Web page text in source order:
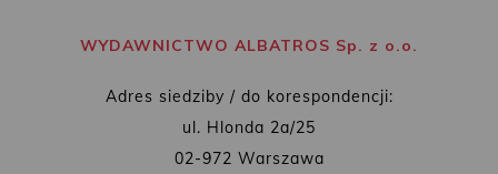
WYDAWNICTWO ALBATROS Sp. z o.o.
Adres siedziby / do korespondencji:
ul. Hlonda 2a/25
02-972 Warszawa